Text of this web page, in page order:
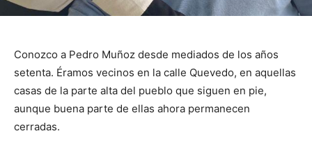
Conozco a Pedro Muñoz desde mediados de los años
setenta. Éramos vecinos en la calle Quevedo, en aquellas
casas de la parte alta del pueblo que siguen en pie,
aunque buena parte de ellas ahora permanecen
cerradas.